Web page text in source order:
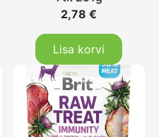
2,78€
Lisa korvi